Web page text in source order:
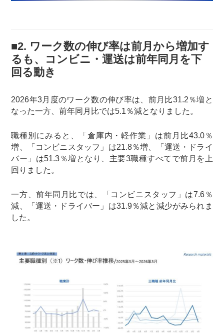
■2. ワーク数の伸び率は前月から増加す
るも、コンビニ・運送は前年同月を下
回る動き
2026年3月度のワーク数の伸び率は、前月比31.2％増と
なった一方、前年同月比では5.1％減となりました。
職種別にみると、「倉庫内・軽作業」は前月比43.0％
増、「コンビニスタッフ」は21.8％増、「運送・ドライ
バー」は51.3％増となり、主要3職種すべてで前月を上
回りました。
一方、前年同月比では、「コンビニスタッフ」は7.6％
減、「運送・ドライバー」は31.9％減と減少がみられま
した。